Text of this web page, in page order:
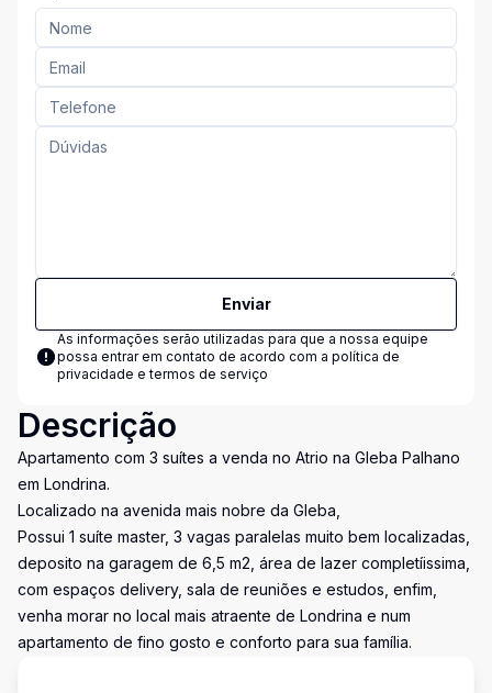
Enviar
As informações serão utilizadas para que a nossa equipe
possa entrar em contato de acordo com a política de
privacidade e termos de serviço
Descrição
Apartamento com 3 suítes a venda no Atrio na Gleba Palhano
em Londrina.
Localizado na avenida mais nobre da Gleba,
Possui 1 suíte master, 3 vagas paralelas muito bem localizadas,
deposito na garagem de 6,5 m2, área de lazer completíissima,
com espaços delivery, sala de reuniões e estudos, enfim,
venha morar no local mais atraente de Londrina e num
apartamento de fino gosto e conforto para sua família.